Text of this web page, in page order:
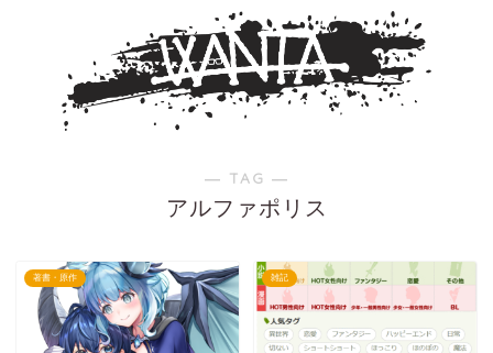
― TAG ―
アルファポリス
著書・原作 雑記